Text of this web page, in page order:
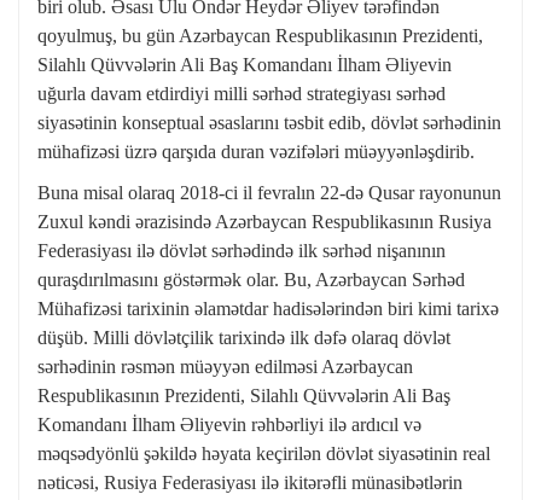
biri olub. Əsası Ulu Öndər Heydər Əliyev tərəfindən
qoyulmuş, bu gün Azərbaycan Respublikasının Prezidenti,
Silahlı Qüvvələrin Ali Baş Komandanı İlham Əliyevin
uğurla davam etdirdiyi milli sərhəd strategiyası sərhəd
siyasətinin konseptual əsaslarını təsbit edib, dövlət sərhədinin
mühafizəsi üzrə qarşıda duran vəzifələri müəyyənləşdirib.
Buna misal olaraq 2018-ci il fevralın 22-də Qusar rayonunun
Zuxul kəndi ərazisində Azərbaycan Respublikasının Rusiya
Federasiyası ilə dövlət sərhədində ilk sərhəd nişanının
quraşdırılmasını göstərmək olar. Bu, Azərbaycan Sərhəd
Mühafizəsi tarixinin əlamətdar hadisələrindən biri kimi tarixə
düşüb. Milli dövlətçilik tarixində ilk dəfə olaraq dövlət
sərhədinin rəsmən müəyyən edilməsi Azərbaycan
Respublikasının Prezidenti, Silahlı Qüvvələrin Ali Baş
Komandanı İlham Əliyevin rəhbərliyi ilə ardıcıl və
məqsədyönlü şəkildə həyata keçirilən dövlət siyasətinin real
nəticəsi, Rusiya Federasiyası ilə ikitərəfli münasibətlərin